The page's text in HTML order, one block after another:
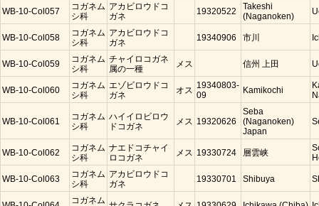
WB-10-Col057
コガネム
シ科
アカビロウドコ
ガネ
19320522
Takeshi
(Naganoken)
WB-10-Col058
コガネム
シ科
アカビロウドコ
ガネ
19340906 市川
WB-10-Col059
コガネム
シ科
チャイロコガネ
属の一種
メス 信州 上田
WB-10-Col060
コガネム
シ科
エゾビロウドコ
ガネ
オス 19340803-
09
Kamikochi
WB-10-Col061
コガネム
シ科
ハイイロビロウ
ドコガネ
メス 19320626
Seba
(Naganoken)
Japan
WB-10-Col062
コガネム
シ科
ナエドコチャイ
ロコガネ
メス 19330724 層雲峡
WB-10-Col063
コガネム
シ科
アカビロウドコ
ガネ
19330701 Shibuya
コガネム